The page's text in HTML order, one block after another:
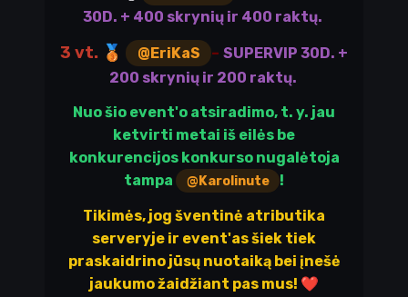
30D. + 400 skrynių ir 400 raktų.
3 vt. 🥉 @EriKaS -SUPERVIP 30D. +
200 skrynių ir 200 raktų.
Nuo šio event'o atsiradimo, t. y. jau
ketvirti metai iš eilės be
konkurencijos konkurso nugalėtoja
tampa
@Karolinute !
Tikimės, jog šventinė atributika
serveryje ir event'as šiek tiek
praskaidrino jūsų nuotaiką bei įnešė
jaukumo žaidžiant pas mus! ❤️